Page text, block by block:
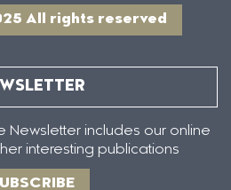
All rights reserved
Newsletter includes our online
interesting publications